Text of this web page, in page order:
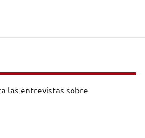
las entrevistas sobre